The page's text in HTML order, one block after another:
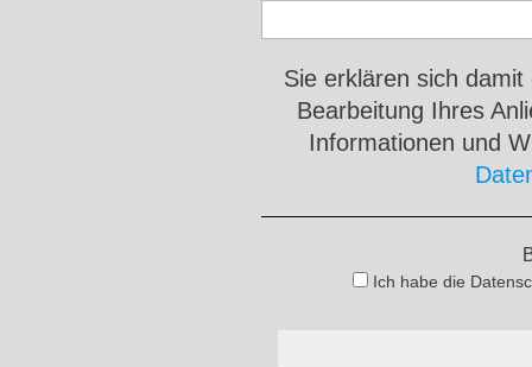
Sie erklären sich
Bearbeitung Ihres
Informationen und
Ich habe die